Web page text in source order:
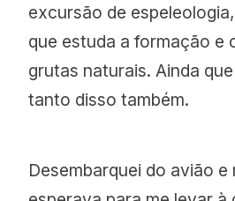
excursão de
que estuda a formação e
grutas naturais. Ainda
tanto disso também.
Desembarquei do avião e